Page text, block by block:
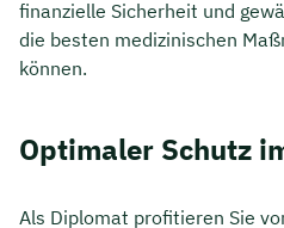
finanzielle Sicherheit und
die besten medizinischen
können.
Optimaler Schutz
Als Diplomat profitieren Sie